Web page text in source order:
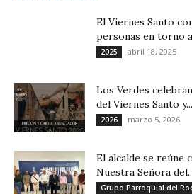
El Viernes Santo
personas en torno
2025 abril 18, 2025
Los Verdes
del Viernes Santo y...
2026 marzo 5, 2026
El alcalde se reúne
Nuestra Señora
Grupo Parroquial del